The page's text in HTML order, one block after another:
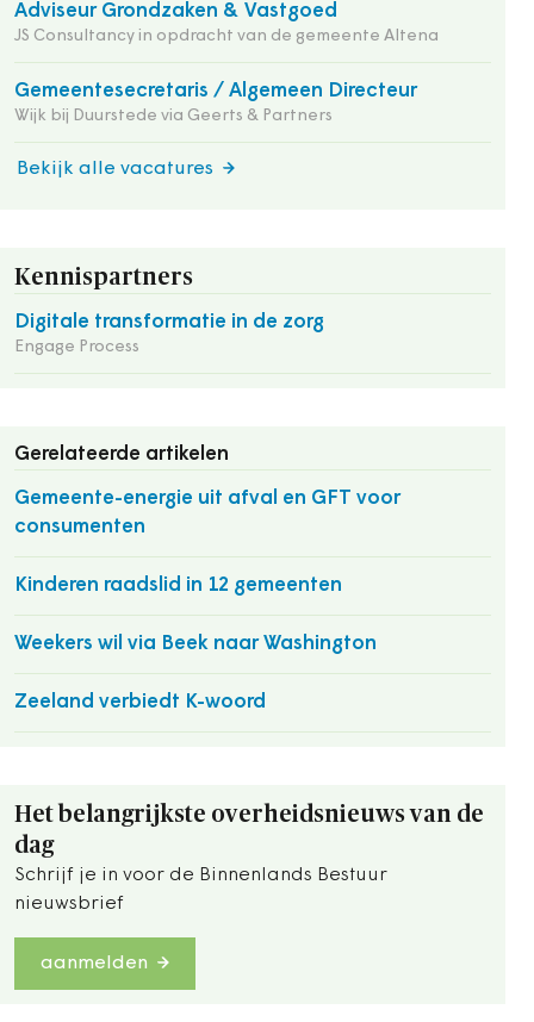
Adviseur Grondzaken & Vastgoed
JS Consultancy in opdracht van de gemeente Altena
Gemeentesecretaris / Algemeen Directeur
Wijk bij Duurstede via Geerts & Partners
Bekijk alle vacatures
Kennispartners
Digitale transformatie in de zorg
Engage Process
Gerelateerde artikelen
Gemeente-energie uit afval en GFT voor
consumenten
Kinderen raadslid in 12 gemeenten
Weekers wil via Beek naar Washington
Zeeland verbiedt K-woord
Het belangrijkste overheidsnieuws van de
dag
Schrijf je in voor de Binnenlands Bestuur
nieuwsbrief
aanmelden